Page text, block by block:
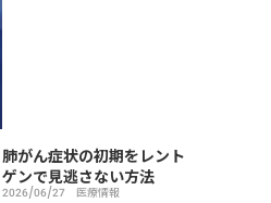
肺がん症状の初期をレント
ゲンで見逃さない方法
2026/06/27 医療情報